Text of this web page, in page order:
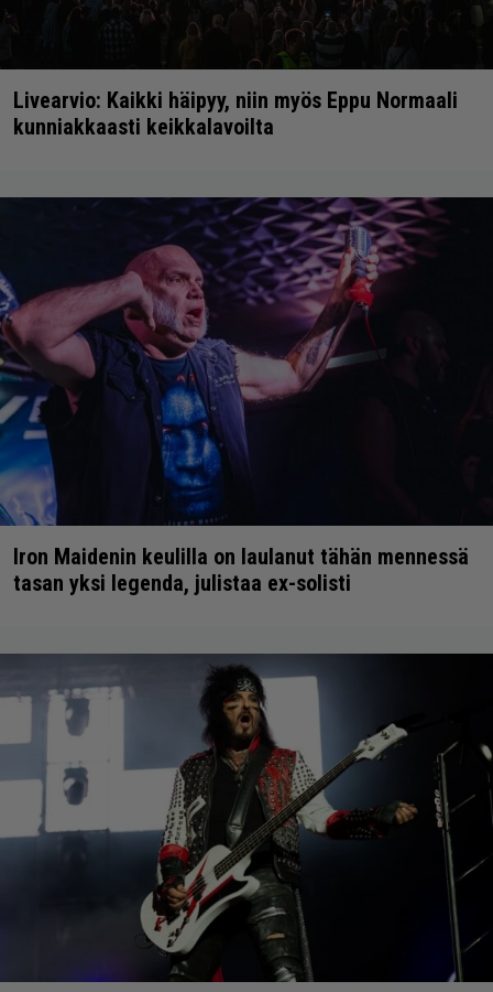
Livearvio: Kaikki häipyy, niin myös Eppu Normaali
kunniakkaasti keikkalavoilta
Iron Maidenin keulilla on laulanut tähän mennessä
tasan yksi legenda, julistaa ex-solisti